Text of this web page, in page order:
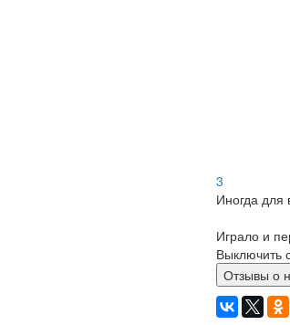
3
Иногда для
Играло и
Выключить